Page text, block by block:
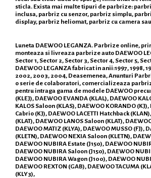
sticla. Exista mai multe tipuri de parbrize:
inclusa, parbriz cu senzor, parbriz simplu,
display, parbriz heliomat, parbriz cu camera
Luneta DAEWOO LEGANZA. Parbrize online,
monteaza si livreaza parbrize auto DAEWOO
Sector 1, Sector 2, Sector 3, Sector 4, Sector 5,
DAEWOO LEGANZA fabricat in anii:1997, 1998,
2002, 2003, 2004, Deasemenea, Anunturi
o serie de colaboratori, comercializeaza
pentru intraga gama de modele DAEWOO
(KLEJ), DAEWOO EVANDA (KLAL), DAEWOO
KALOS Saloon (KLAS), DAEWOO KORANDO
Cabrio (KJ), DAEWOO LACETTI Hatchback
(KLAT), DAEWOO LANOS Saloon (KLAT),
DAEWOO MATIZ (KLYA), DAEWOO MUSSO (FJ),
(KLETN), DAEWOO NEXIA Saloon (KLETN),
DAEWOO NUBIRA Estate (J150), DAEWOO
DAEWOO NUBIRA Saloon (J150), DAEWOO
DAEWOO NUBIRA Wagon (J100), DAEWOO
DAEWOO REXTON (GAB), DAEWOO TACUMA
(KLY3),